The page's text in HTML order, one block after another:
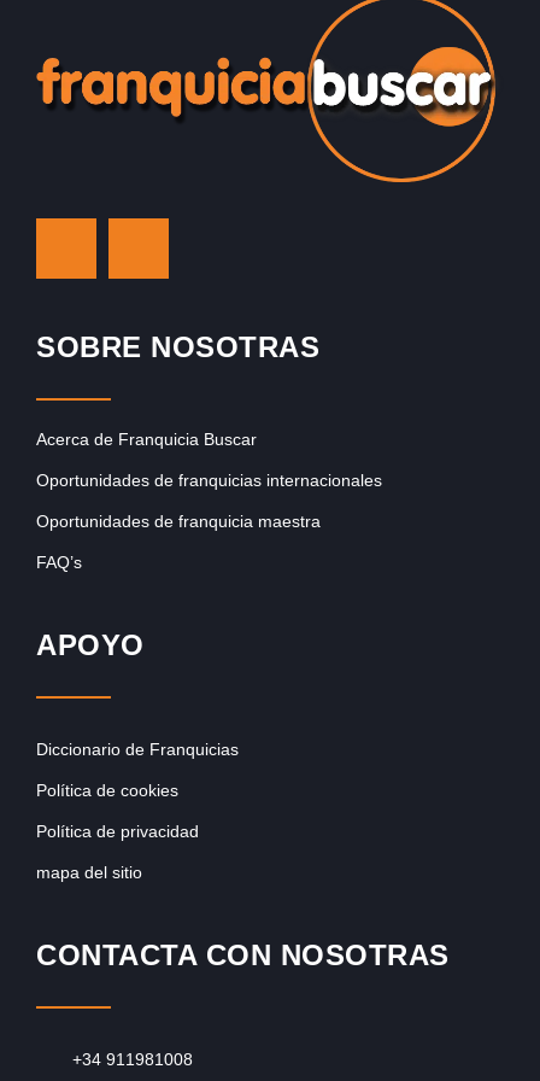
SOBRE NOSOTRAS
Acerca de Franquicia Buscar
Oportunidades de franquicias internacionales
Oportunidades de franquicia maestra
FAQ’s
APOYO
Diccionario de Franquicias
Política de cookies
Política de privacidad
mapa del sitio
CONTACTA CON NOSOTRAS
+34 911981008